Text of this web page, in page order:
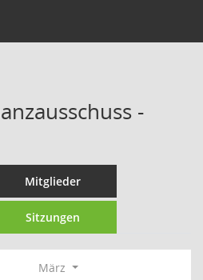
-
Mitglieder
Sitzungen
März